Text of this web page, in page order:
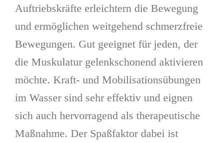
Auftriebskräfte erleichtern die Bewegung
und ermöglichen weitgehend schmerzfreie
Bewegungen. Gut geeignet für jeden, der
die Muskulatur gelenkschonend aktivieren
möchte. Kraft- und Mobilisationsübungen
im Wasser sind sehr effektiv und eignen
sich auch hervorragend als therapeutische
Maßnahme. Der Spaßfaktor dabei ist